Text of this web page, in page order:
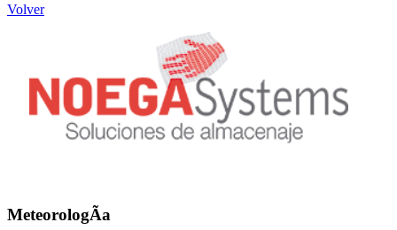
Volver
MeteorologÃ­a